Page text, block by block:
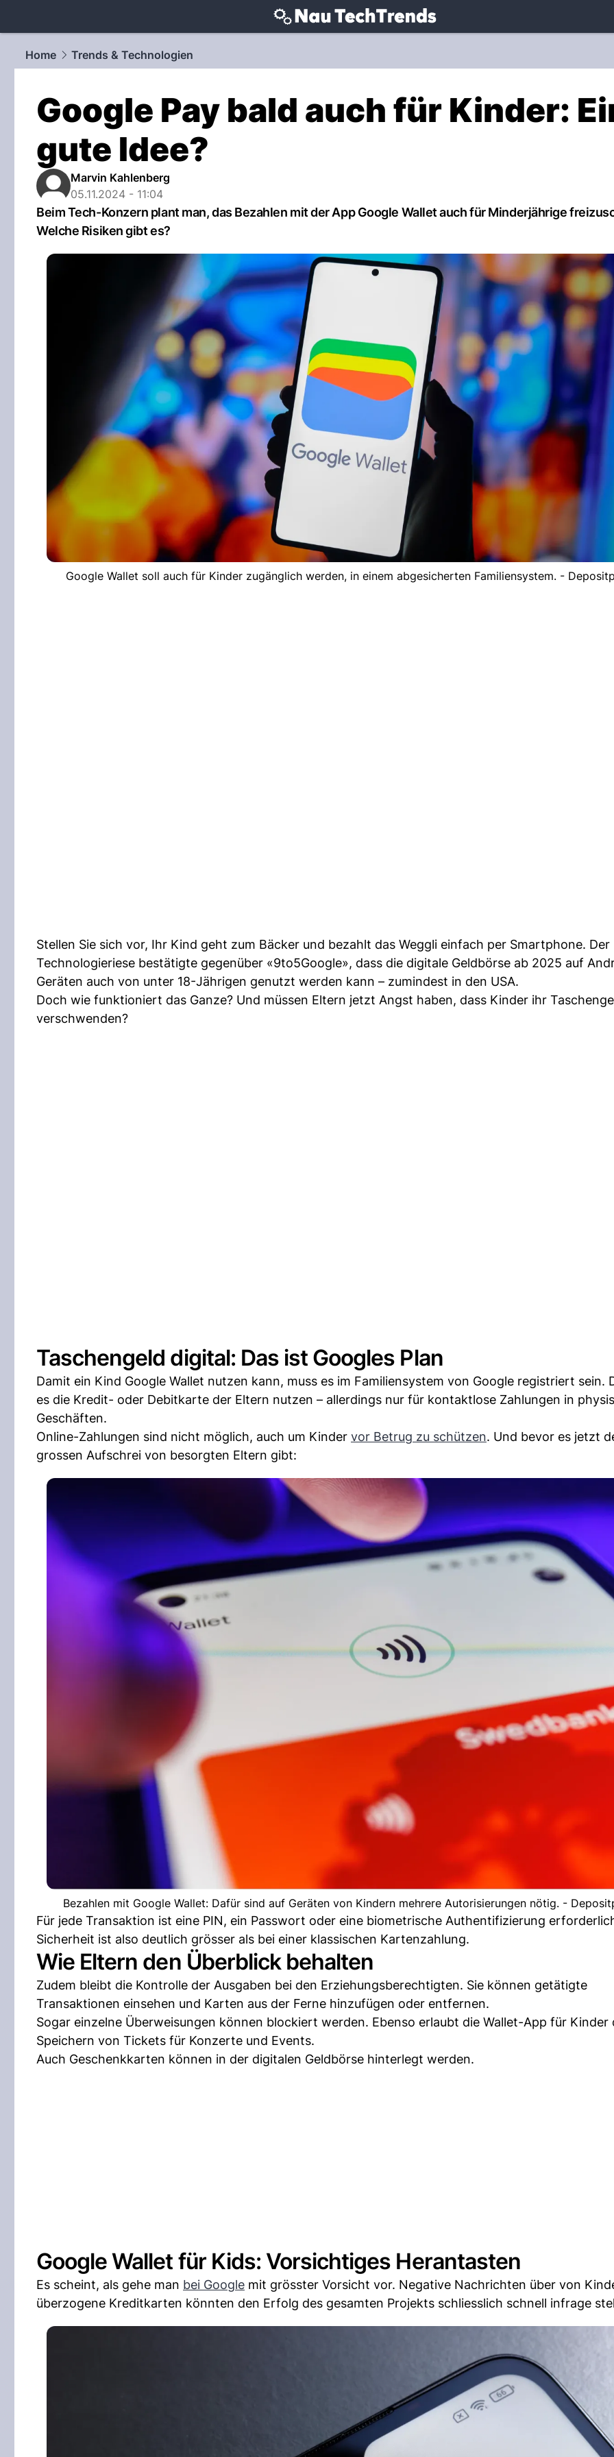
techtrends.NAU.ch
Home
Trends & Technologien
Google Pay bald auch für Kinder:
gute Idee?
Marvin Kahlenberg
05.11.2024 - 11:04
Beim Tech-Konzern plant man, das Bezahlen mit der App Google Wallet auch für Minderjährige
Welche Risiken gibt es?
Google Wallet soll auch für Kinder zugänglich werden, in einem abgesicherten Familiensystem. -
Stellen Sie sich vor, Ihr Kind geht zum Bäcker und bezahlt das Weggli einfach per Smartphone. Der
Technologieriese bestätigte gegenüber «9to5Google», dass die digitale Geldbörse ab 2025 auf
Geräten auch von unter 18-Jährigen genutzt werden kann – zumindest in den USA.
Doch wie funktioniert das Ganze? Und müssen Eltern jetzt Angst haben, dass Kinder ihr
verschwenden?
Taschengeld digital: Das ist Googles Plan
Damit ein Kind Google Wallet nutzen kann, muss es im Familiensystem von Google registriert sein.
es die Kredit- oder Debitkarte der Eltern nutzen – allerdings nur für kontaktlose Zahlungen in
Geschäften.
Online-Zahlungen sind nicht möglich, auch um Kinder vor Betrug zu schützen. Und bevor es jetzt
grossen Aufschrei von besorgten Eltern gibt:
Bezahlen mit Google Wallet: Dafür sind auf Geräten von Kindern mehrere Autorisierungen nötig. -
Für jede Transaktion ist eine PIN, ein Passwort oder eine biometrische Authentifizierung
Sicherheit ist also deutlich grösser als bei einer klassischen Kartenzahlung.
Wie Eltern den Überblick behalten
Zudem bleibt die Kontrolle der Ausgaben bei den Erziehungsberechtigten. Sie können getätigte
Transaktionen einsehen und Karten aus der Ferne hinzufügen oder entfernen.
Sogar einzelne Überweisungen können blockiert werden. Ebenso erlaubt die Wallet-App für Kinder
Speichern von Tickets für Konzerte und Events.
Auch Geschenkkarten können in der digitalen Geldbörse hinterlegt werden.
Google Wallet für Kids: Vorsichtiges Herantasten
Es scheint, als gehe man bei Google mit grösster Vorsicht vor. Negative Nachrichten über von
überzogene Kreditkarten könnten den Erfolg des gesamten Projekts schliesslich schnell infrage